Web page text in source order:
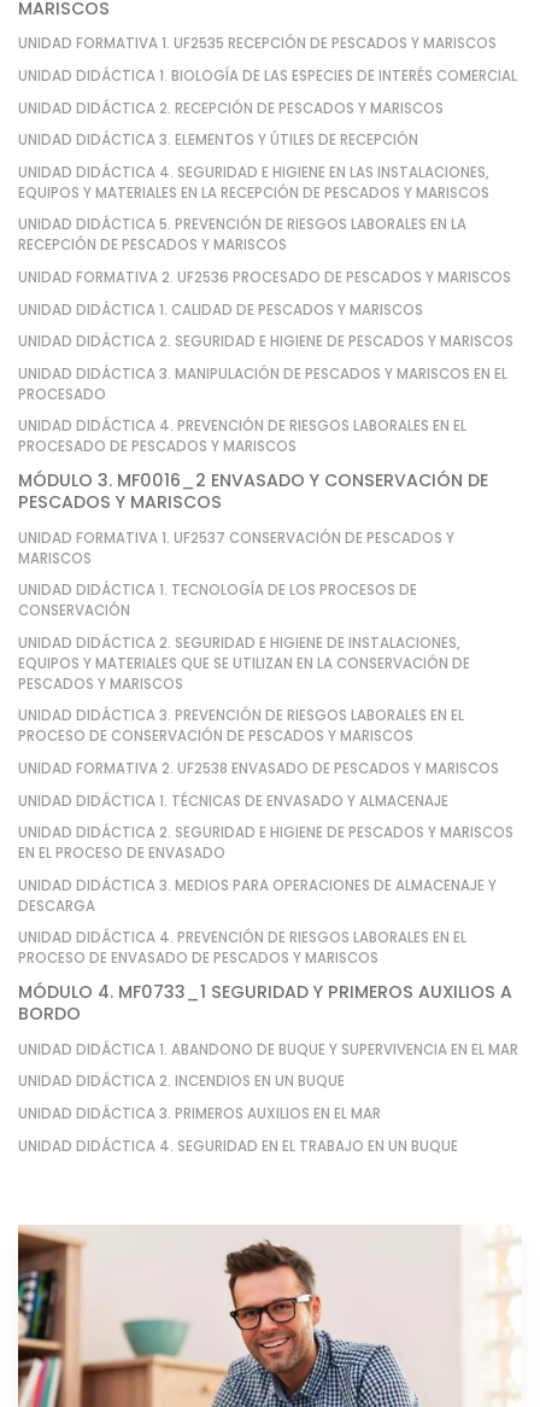
MARISCOS
UNIDAD FORMATIVA 1. UF2535 RECEPCIÓN DE PESCADOS Y MARISCOS
UNIDAD DIDÁCTICA 1. BIOLOGÍA DE LAS ESPECIES DE INTERÉS COMERCIAL
UNIDAD DIDÁCTICA 2. RECEPCIÓN DE PESCADOS Y MARISCOS
UNIDAD DIDÁCTICA 3. ELEMENTOS Y ÚTILES DE RECEPCIÓN
UNIDAD DIDÁCTICA 4. SEGURIDAD E HIGIENE EN LAS INSTALACIONES,
EQUIPOS Y MATERIALES EN LA RECEPCIÓN DE PESCADOS Y MARISCOS
UNIDAD DIDÁCTICA 5. PREVENCIÓN DE RIESGOS LABORALES EN LA
RECEPCIÓN DE PESCADOS Y MARISCOS
UNIDAD FORMATIVA 2. UF2536 PROCESADO DE PESCADOS Y MARISCOS
UNIDAD DIDÁCTICA 1. CALIDAD DE PESCADOS Y MARISCOS
UNIDAD DIDÁCTICA 2. SEGURIDAD E HIGIENE DE PESCADOS Y MARISCOS
UNIDAD DIDÁCTICA 3. MANIPULACIÓN DE PESCADOS Y MARISCOS EN EL
PROCESADO
UNIDAD DIDÁCTICA 4. PREVENCIÓN DE RIESGOS LABORALES EN EL
PROCESADO DE PESCADOS Y MARISCOS
MÓDULO 3. MF0016_2 ENVASADO Y CONSERVACIÓN DE
PESCADOS Y MARISCOS
UNIDAD FORMATIVA 1. UF2537 CONSERVACIÓN DE PESCADOS Y
MARISCOS
UNIDAD DIDÁCTICA 1. TECNOLOGÍA DE LOS PROCESOS DE
CONSERVACIÓN
UNIDAD DIDÁCTICA 2. SEGURIDAD E HIGIENE DE INSTALACIONES,
EQUIPOS Y MATERIALES QUE SE UTILIZAN EN LA CONSERVACIÓN DE
PESCADOS Y MARISCOS
UNIDAD DIDÁCTICA 3. PREVENCIÓN DE RIESGOS LABORALES EN EL
PROCESO DE CONSERVACIÓN DE PESCADOS Y MARISCOS
UNIDAD FORMATIVA 2. UF2538 ENVASADO DE PESCADOS Y MARISCOS
UNIDAD DIDÁCTICA 1. TÉCNICAS DE ENVASADO Y ALMACENAJE
UNIDAD DIDÁCTICA 2. SEGURIDAD E HIGIENE DE PESCADOS Y MARISCOS
EN EL PROCESO DE ENVASADO
UNIDAD DIDÁCTICA 3. MEDIOS PARA OPERACIONES DE ALMACENAJE Y
DESCARGA
UNIDAD DIDÁCTICA 4. PREVENCIÓN DE RIESGOS LABORALES EN EL
PROCESO DE ENVASADO DE PESCADOS Y MARISCOS
MÓDULO 4. MF0733_1 SEGURIDAD Y PRIMEROS AUXILIOS A
BORDO
UNIDAD DIDÁCTICA 1. ABANDONO DE BUQUE Y SUPERVIVENCIA EN EL MAR
UNIDAD DIDÁCTICA 2. INCENDIOS EN UN BUQUE
UNIDAD DIDÁCTICA 3. PRIMEROS AUXILIOS EN EL MAR
UNIDAD DIDÁCTICA 4. SEGURIDAD EN EL TRABAJO EN UN BUQUE